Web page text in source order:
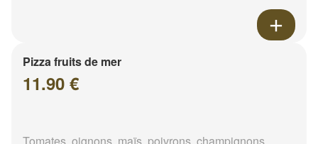
Pizza fruits de mer
11.90 €
Tomates, oignons, maïs, poivrons, champignons,